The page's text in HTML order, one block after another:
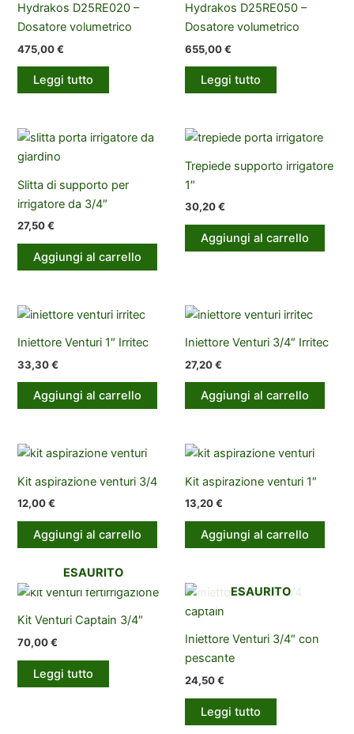
Hydrakos D25RE020 –
Dosatore volumetrico
475,00€
Leggi tutto
Hydrakos D25RE050 –
Dosatore volumetrico
655,00€
Leggi tutto
Slitta di supporto per
irrigatore da 3/4″
27,50€
Aggiungi al carrello
Trepiede supporto irrigatore
1″
30,20€
Aggiungi al carrello
Iniettore Venturi 1″ Irritec
33,30€
Aggiungi al carrello
Iniettore Venturi 3/4″ Irritec
27,20€
Aggiungi al carrello
Kit aspirazione venturi 3/4
12,00€
Aggiungi al carrello
Kit aspirazione venturi 1″
13,20€
Aggiungi al carrello
ESAURITO
Kit Venturi Captain 3/4″
70,00€
Leggi tutto
ESAURITO
Iniettore Venturi 3/4″ con
pescante
24,50€
Leggi tutto